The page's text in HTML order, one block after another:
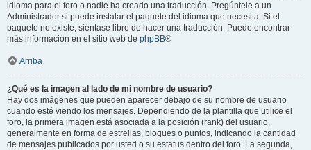
idioma para el foro o nadie ha creado una traducción. Pregúntele a un
Administrador si puede instalar el paquete del idioma que necesita. Si el
paquete no existe, siéntase libre de hacer una traducción. Puede encontrar
más información en el sitio web de phpBB®
Arriba
¿Qué es la imagen al lado de mi nombre de usuario?
Hay dos imágenes que pueden aparecer debajo de su nombre de usuario
cuando esté viendo los mensajes. Dependiendo de la plantilla que utilice el
foro, la primera imagen está asociada a la posición (rank) del usuario,
generalmente en forma de estrellas, bloques o puntos, indicando la cantidad
de mensajes publicados por usted o su estatus dentro del foro. La segunda,